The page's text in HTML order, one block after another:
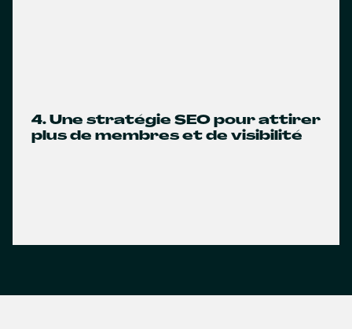
4. Une stratégie SEO pour attirer
plus de membres et de visibilité